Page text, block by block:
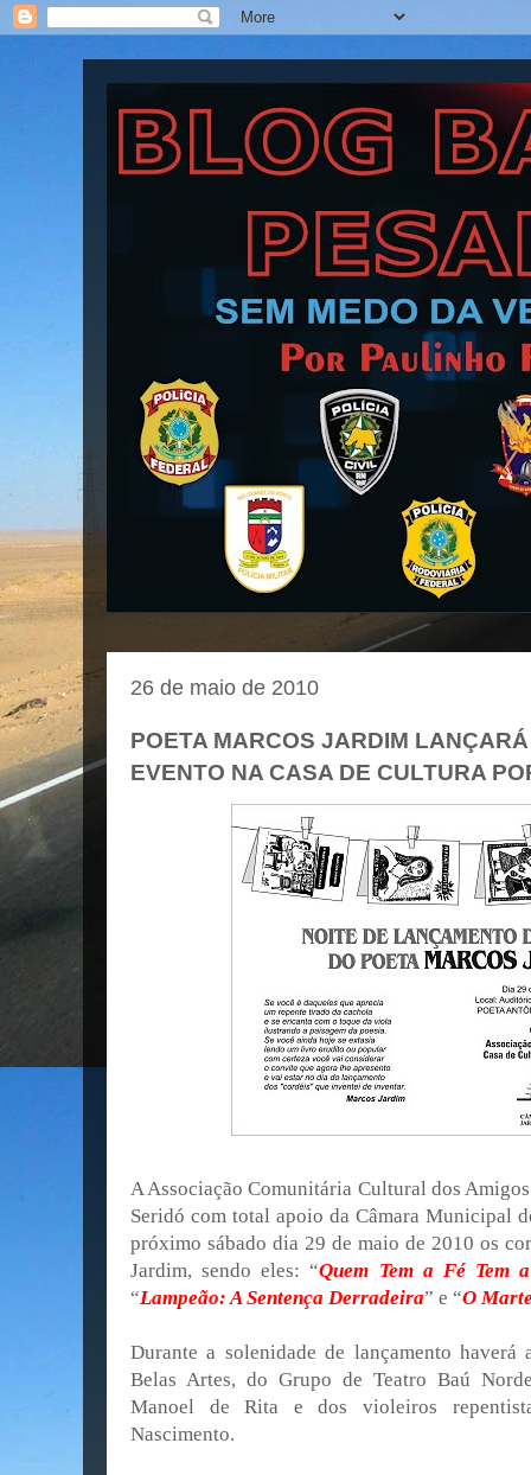
Blog Barra Pesada
26 de maio de 2010
POETA MARCOS JARDIM
EVENTO NA CASA DE CULTURA
A Associação Comunitária Cultural dos
Seridó com total apoio da Câmara Municipal
próximo sábado dia 29 de maio de 2010 os
Jardim, sendo eles: “Quem Tem a Fé Tem
“Lampeão: A Sentença Derradeira” e “O
Durante a solenidade de lançamento haverá
Belas Artes, do Grupo de Teatro Baú
Manoel de Rita e dos violeiros
Nascimento.